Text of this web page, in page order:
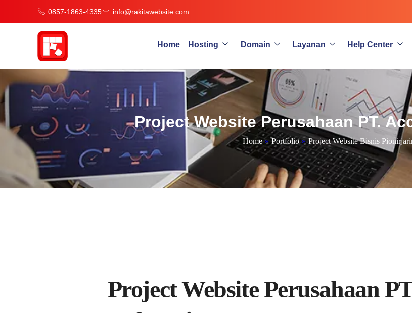
0857-1863-4335 info@rakitawebsite.com
Home Hosting Domain Layanan Help Center
Project Website Perusahaan PT.
Home » Portfolio » Project Website Bisnis
Project Website Perusahaan